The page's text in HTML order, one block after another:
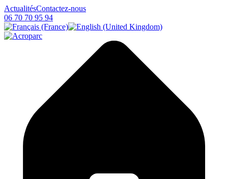
ActualitésContactez-nous
06 70 70 95 94